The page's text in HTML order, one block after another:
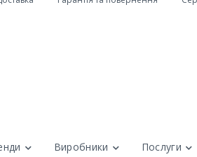
Виробники Послуги